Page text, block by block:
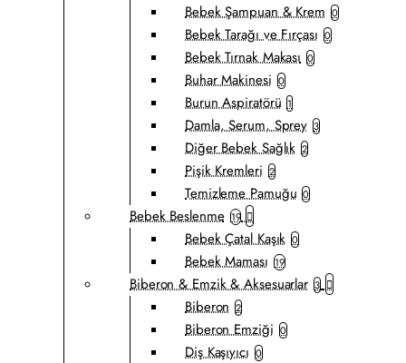
Bebek Şampuan & Krem 0
Bebek Tarağı ve Fırçası 0
Bebek Tırnak Makası 0
Buhar Makinesi 0
Burun Aspiratörü 1
Damla, Serum, Sprey 3
Diğer Bebek Sağlık 2
Pişik Kremleri 2
Temizleme Pamuğu 0
Bebek Beslenme 19
Bebek Çatal Kaşık 0
Bebek Maması 19
Biberon & Emzik & Aksesuarlar 3
Biberon 2
Biberon Emziği 0
Diş Kaşıyıcı 0